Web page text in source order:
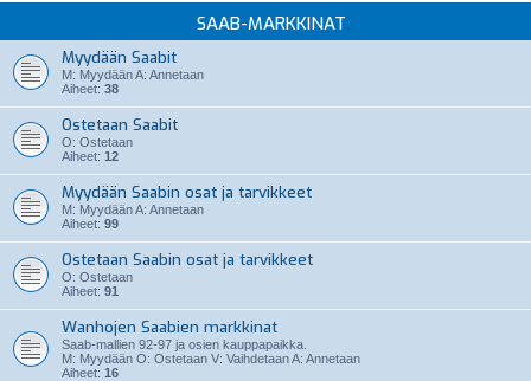
SAAB-MARKKINAT
Myydään Saabit
M: Myydään A: Annetaan
Aiheet: 38
Ostetaan Saabit
O: Ostetaan
Aiheet: 12
Myydään Saabin osat ja tarvikkeet
M: Myydään A: Annetaan
Aiheet: 99
Ostetaan Saabin osat ja tarvikkeet
O: Ostetaan
Aiheet: 91
Wanhojen Saabien markkinat
Saab-mallien 92-97 ja osien kauppapaikka.
M: Myydään O: Ostetaan V: Vaihdetaan A: Annetaan
Aiheet: 16